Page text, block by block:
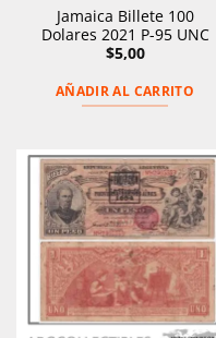
Jamaica Billete 100
Dolares 2021 P-95 UNC
$5,00
AÑADIR AL CARRITO